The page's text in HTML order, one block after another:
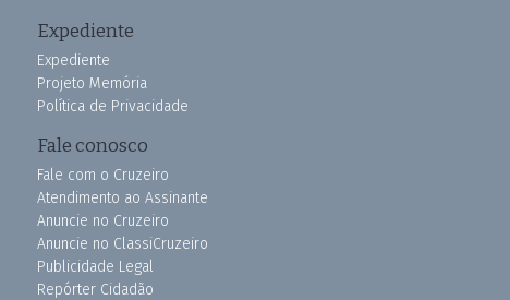
Expediente
Expediente
Projeto Memória
Política de Privacidade
Fale conosco
Fale com o Cruzeiro
Atendimento ao Assinante
Anuncie no Cruzeiro
Anuncie no ClassiCruzeiro
Publicidade Legal
Repórter Cidadão